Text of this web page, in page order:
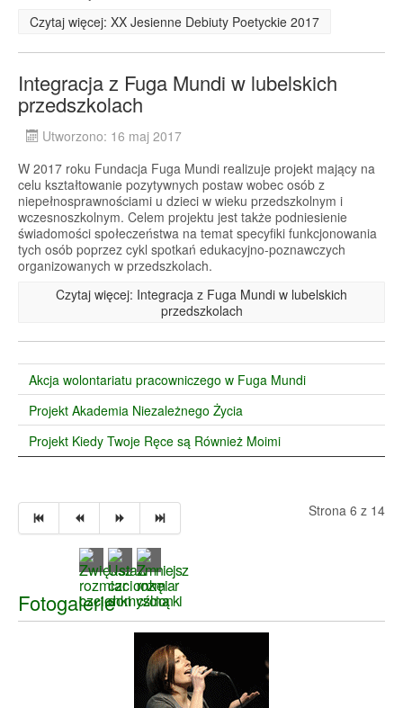
Czytaj więcej: XX Jesienne Debiuty Poetyckie 2017
Integracja z Fuga Mundi w lubelskich
przedszkolach
Utworzono: 16 maj 2017
W 2017 roku Fundacja Fuga Mundi realizuje projekt mający na
celu kształtowanie pozytywnych postaw wobec osób z
niepełnosprawnościami u dzieci w wieku przedszkolnym i
wczesnoszkolnym. Celem projektu jest także podniesienie
świadomości społeczeństwa na temat specyfiki funkcjonowania
tych osób poprzez cykl spotkań edukacyjno-poznawczych
organizowanych w przedszkolach.
Czytaj więcej: Integracja z Fuga Mundi w lubelskich
przedszkolach
Akcja wolontariatu pracowniczego w Fuga Mundi
Projekt Akademia Niezależnego Życia
Projekt Kiedy Twoje Ręce są Również Moimi
Strona 6 z 14
Fotogalerie